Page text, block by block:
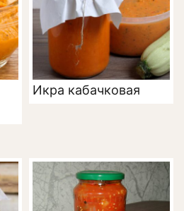
Икра кабачковая